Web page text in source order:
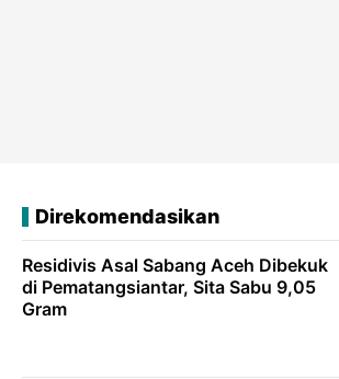
Direkomendasikan
Residivis Asal Sabang Aceh Dibekuk
di Pematangsiantar, Sita Sabu 9,05
Gram